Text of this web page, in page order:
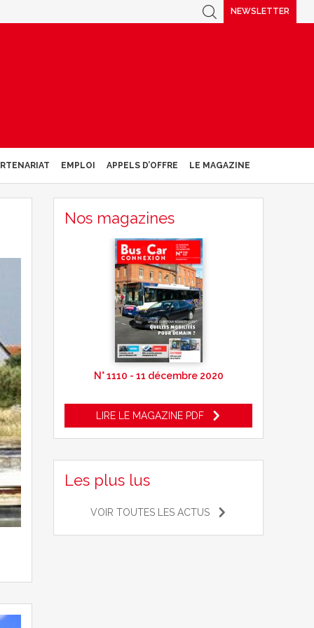
NEWSLETTER
EMPLOI APPELS D’OFFRE LE MAGAZINE
Nos magazines
N° 1110 - 11 décembre 2020
LIRE LE MAGAZINE PDF
Les plus lus
VOIR TOUTES LES ACTUS